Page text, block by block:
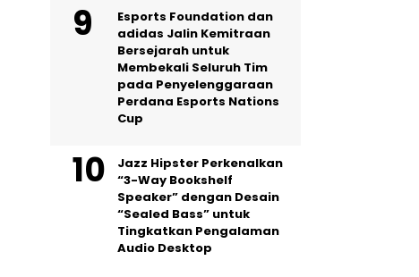
Esports Foundation dan
adidas Jalin Kemitraan
Bersejarah untuk
Membekali Seluruh Tim
pada Penyelenggaraan
Perdana Esports Nations
Cup
Jazz Hipster Perkenalkan
“3-Way Bookshelf
Speaker” dengan Desain
“Sealed Bass” untuk
Tingkatkan Pengalaman
Audio Desktop